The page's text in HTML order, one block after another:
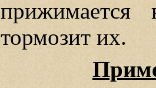
тормозит их.